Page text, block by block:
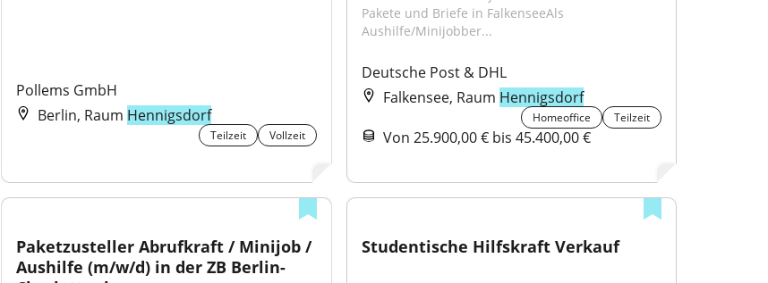
Pollems GmbH
Berlin, Raum Hennigsdorf
Teilzeit Vollzeit
Pakete und Briefe in FalkenseeAls
Aushilfe/Minijobber...
Deutsche Post & DHL
Falkensee, Raum Hennigsdorf
Homeoffice Teilzeit
Von 25.900,00 € bis 45.400,00 €
Paketzusteller Abrufkraft / Minijob /
Aushilfe (m/w/d) in der ZB Berlin-
Studentische Hilfskraft Verkauf